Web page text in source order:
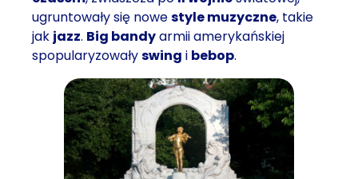
ugruntowały się nowestyle muzyczne, takie
jak jazz. Big bandyarmii amerykańskiej
spopularyzowałyswing i bebop.